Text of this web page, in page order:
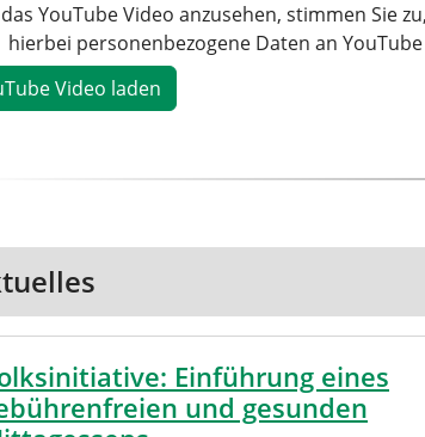
YouTube Video anzusehen, stimmen Sie
hierbei personenbezogene Daten an
Einführung eines
und gesunden